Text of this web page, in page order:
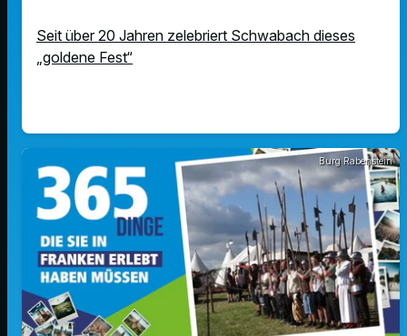
Seit über 20 Jahren zelebriert Schwabach dieses
„goldene Fest“
Burg Rabenstein